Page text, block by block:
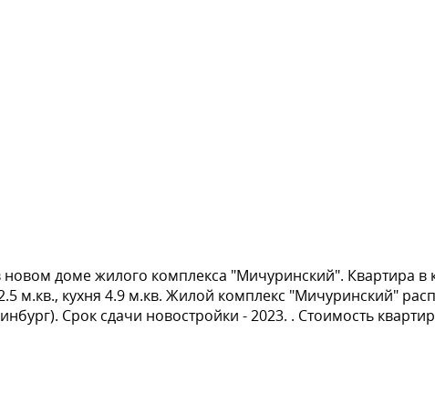
доме жилого комплекса "Мичуринский". Квартира в
кухня 4.9 м.кв. Жилой комплекс "Мичуринский"
Срок сдачи новостройки - 2023. . Стоимость